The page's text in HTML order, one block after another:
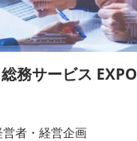
総務サービス EXPO
者・経営企画